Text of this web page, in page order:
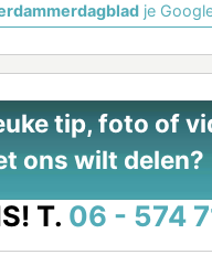
je
tip, foto of
ons wilt delen?
T. 06 - 574